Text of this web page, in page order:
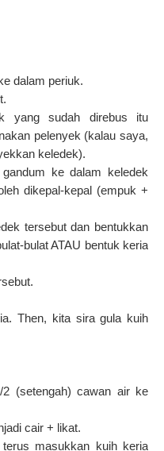
dalam periuk.
yang sudah direbus itu
pelenyek (kalau saya,
keledek).
ke dalam keledek
dikepal-kepal (empuk +
tersebut dan bentukkan
bulat ATAU bentuk keria
Then, kita sira gula kuih
(setengah) cawan air ke
cair + likat.
masukkan kuih keria